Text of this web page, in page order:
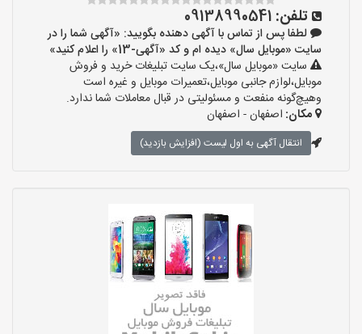
تلفن: 09138990541
لطفا پس از تماس با آگهی دهنده بگویید: «آگهی شما را در
سایت «موبایل سال» دیده ام و کد «آگهی-13» را اعلام کنید»
سایت «موبایل سال»،یک سایت تبلیغات خرید و فروش
موبایل،لوازم جانبی موبایل،تعمیرات موبایل و غیره است
وهیچ‌گونه منفعت و مسئولیتی در قبال معاملات شما ندارد.
مکان: اصفهان - اصفهان
انتقال آگهی به اول لیست (افزایش بازدید)